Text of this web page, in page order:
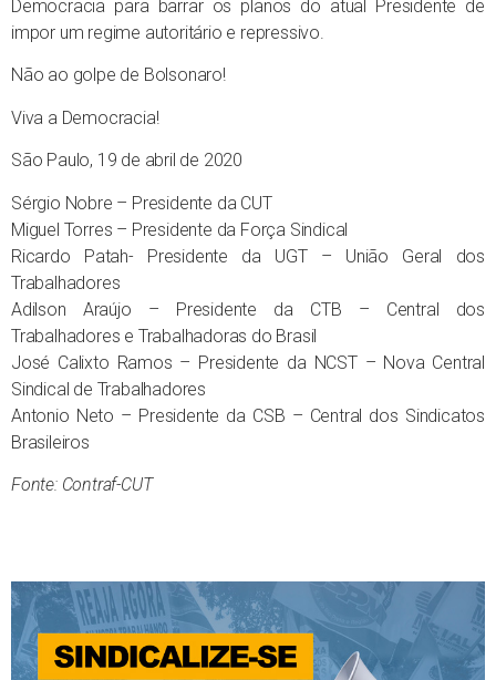
Democracia para barrar os planos do atual Presidente de
impor um regime autoritário e repressivo.
Não ao golpe de Bolsonaro!
Viva a Democracia!
São Paulo, 19 de abril de 2020
Sérgio Nobre – Presidente da CUT
Miguel Torres – Presidente da Força Sindical
Ricardo Patah- Presidente da UGT – União Geral dos
Trabalhadores
Adilson Araújo – Presidente da CTB – Central dos
Trabalhadores e Trabalhadoras do Brasil
José Calixto Ramos – Presidente da NCST – Nova Central
Sindical de Trabalhadores
Antonio Neto – Presidente da CSB – Central dos Sindicatos
Brasileiros
Fonte: Contraf-CUT